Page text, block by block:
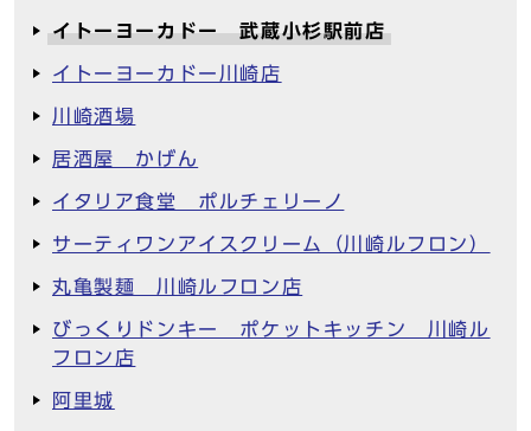
イトーヨーカドー 武蔵小杉駅前店
イトーヨーカドー川崎店
川崎酒場
居酒屋 かげん
イタリア食堂 ポルチェリーノ
サーティワンアイスクリーム（川崎ルフロン）
丸亀製麺 川崎ルフロン店
びっくりドンキー ポケットキッチン 川崎ル
フロン店
阿里城